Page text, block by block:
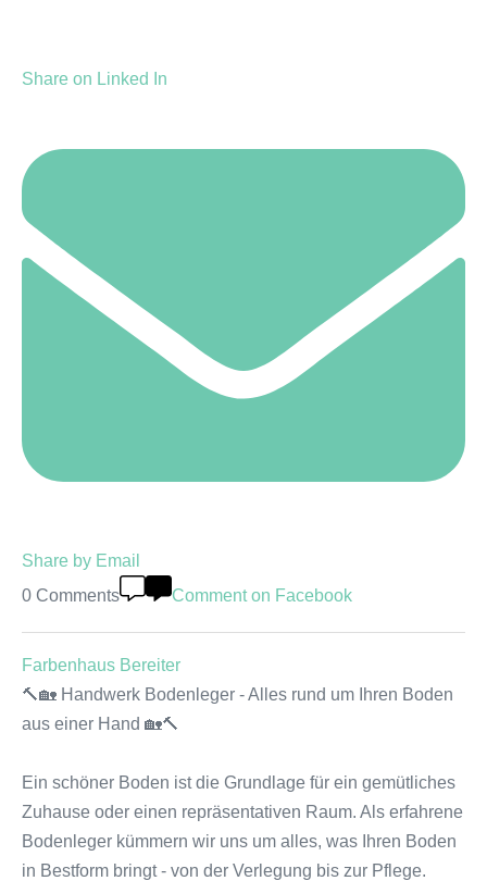
Share on Linked In
Share by Email
0 Comments
Comment on Facebook
Farbenhaus Bereiter
🔨🏡 Handwerk Bodenleger - Alles rund um Ihren Boden
aus einer Hand 🏡🔨
Ein schöner Boden ist die Grundlage für ein gemütliches
Zuhause oder einen repräsentativen Raum. Als erfahrene
Bodenleger kümmern wir uns um alles, was Ihren Boden
in Bestform bringt - von der Verlegung bis zur Pflege.